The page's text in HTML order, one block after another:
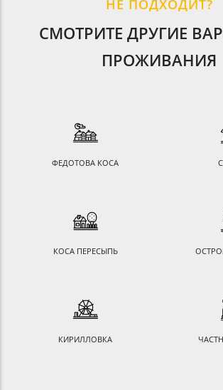
НЕ ПОДХОДИТ?
СМОТРИТЕ ДРУГИЕ
ПРОЖИВАНИЯ
ФЕДОТОВА КОСА
КОСА ПЕРЕСЫПЬ
КИРИЛЛОВКА